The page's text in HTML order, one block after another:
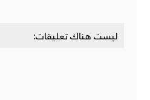
ليست هناك تعليقات: